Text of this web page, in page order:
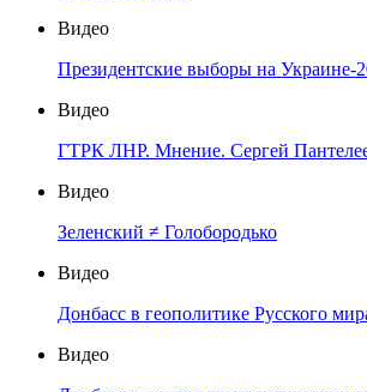
Видео
Президентские выборы на Украине-
Видео
ГТРК ЛНР. Мнение. Сергей
Видео
Зеленский ≠ Голобородько
Видео
Донбасс в геополитике Русского
Видео